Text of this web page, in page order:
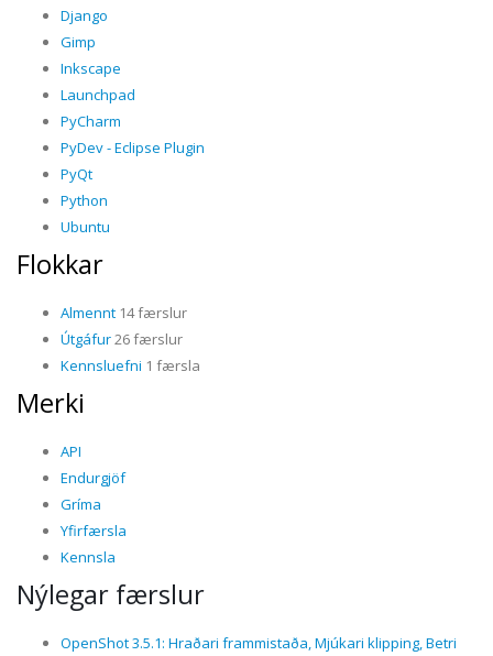
Django
Gimp
Inkscape
Launchpad
PyCharm
PyDev - Eclipse Plugin
PyQt
Python
Ubuntu
Flokkar
Almennt 14 færslur
Útgáfur26 færslur
Kennsluefni 1 færsla
Merki
API
Endurgjöf
Gríma
Yfirfærsla
Kennsla
Nýlegar færslur
OpenShot 3.5.1: Hraðari frammistaða, Mjúkari klipping, Betri